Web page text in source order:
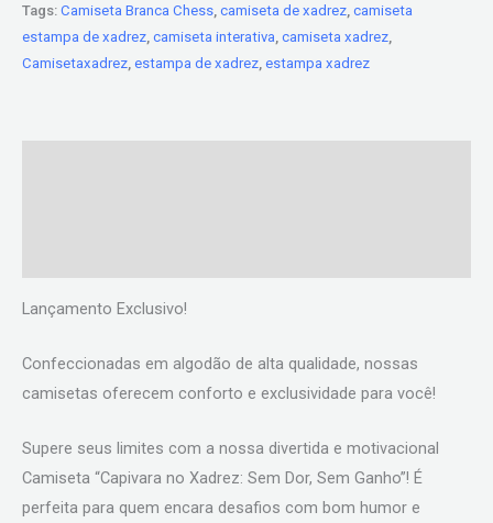
Tags: Camiseta Branca Chess camiseta de xadrez camiseta
estampa de xadrez camiseta interativa camiseta xadrez
Camisetaxadrez estampa de xadrez estampa xadrez
Lançamento Exclusivo!
Confeccionadas em algodão de alta qualidade, nossas
camisetas oferecem conforto e exclusividade para você!
Supere seus limites com a nossa divertida e motivacional
Camiseta “Capivara no Xadrez: Sem Dor, Sem Ganho”! É
perfeita para quem encara desafios com bom humor e